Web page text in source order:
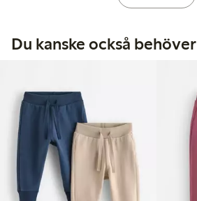
Du kanske också behöver